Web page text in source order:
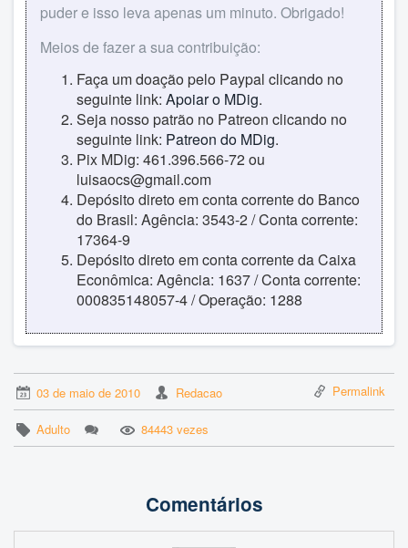
puder e isso leva apenas um minuto. Obrigado!
Meios de fazer a sua contribuição:
Faça um doação pelo Paypal clicando no
seguinte link: Apoiar o MDig.
Seja nosso patrão no Patreon clicando no
seguinte link: Patreon do MDig.
Pix MDig: 461.396.566-72 ou
luisaocs@gmail.com
Depósito direto em conta corrente do Banco
do Brasil: Agência: 3543-2 / Conta corrente:
17364-9
Depósito direto em conta corrente da Caixa
Econômica: Agência: 1637 / Conta corrente:
000835148057-4 / Operação: 1288
03 de maio de 2010 Redacao Permalink
Adulto 84443 vezes
Comentários